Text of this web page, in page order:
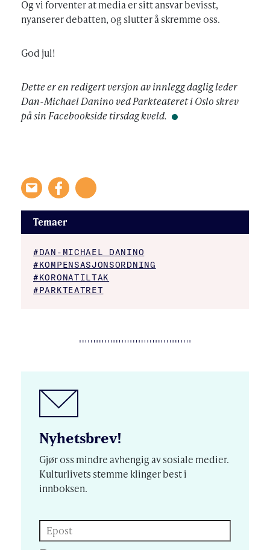
Og vi forventer at media er sitt ansvar bevisst,
nyanserer debatten, og slutter å skremme oss.
God jul!
Dette er en redigert versjon av innlegg daglig leder
Dan-Michael Danino ved Parkteateret i Oslo skrev
på sin Facebookside tirsdag kveld.
Temaer
#DAN-MICHAEL DANINO
#KOMPENSASJONSORDNING
#KORONATILTAK
#PARKTEATRET
Nyhetsbrev!
Gjør oss mindre avhengig av sosiale medier.
Kulturlivets stemme klinger best i
innboksen.
Epost